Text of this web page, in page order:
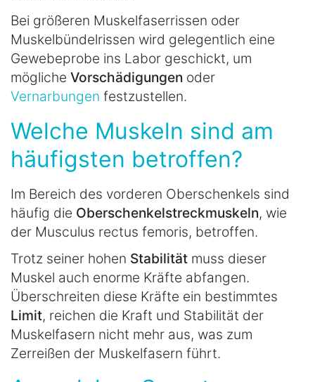
Bei größeren Muskelfaserrissen oder
Muskelbündelrissen wird gelegentlich eine
Gewebeprobe ins Labor geschickt, um
mögliche Vorschädigungen oder
Vernarbungen festzustellen.
Welche Muskeln sind am
häufigsten betroffen?
Im Bereich des vorderen Oberschenkels sind
häufig die Oberschenkelstreckmuskeln, wie
der Musculus rectus femoris, betroffen.
Trotz seiner hohen Stabilität muss dieser
Muskel auch enorme Kräfte abfangen.
Überschreiten diese Kräfte ein bestimmtes
Limit, reichen die Kraft und Stabilität der
Muskelfasern nicht mehr aus, was zum
Zerreißen der Muskelfasern führt.